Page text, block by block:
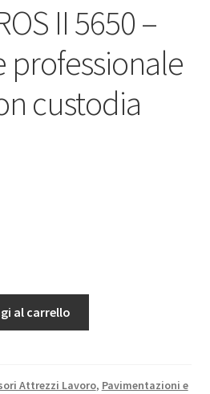
II 5650 –
professionale
custodia
al carrello
Attrezzi Lavoro, Pavimentazioni e